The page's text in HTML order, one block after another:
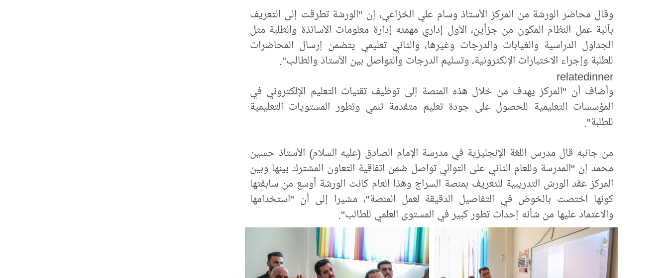
وقال محاضر الورشة من المركز الأستاذ وسام علي الخزاعي، إن "الورشة تطرقت إلى التعريف
بآلية عمل النظام المكون من جزأين، الأول إداري مهمته إدارة معلومات الأساتذة والطلبة مثل
الجداول الدراسية والغيابات والدرجات وغيرها، والثاني تعليمي يتضمن إرسال المحاضرات
للطلبة وإجراء الاختبارات الإلكترونية، وتسليم الدرجات والتواصل بين الأستاذ والطالب".
relatedinner
وأضاف أن "المركز يهدف من خلال هذه المنصة إلى توظيف تقنيات التعليم الإلكتروني في
المؤسسات التعليمية للحصول على جودة تعليم متقدمة تنمي وتطور المستويات التعليمية
للطلبة".
من جانبه قال مدرس اللغة الإنجليزية في مدرسة الإمام الصادق (عليه السلام) الأستاذ حسين
محمد إن "المدرسة وللعام الثاني على التوالي تواصل ضمن اتفاقية التعاون المشترك بينها وبين
المركز عقد الورش التدريبية للتعريف بمنصة السراج وهذا العام كانت الورشة أوسع من سابقتها
كونها اختصت بالخوض في التفاصيل الدقيقة لعمل المنصة"، مشيرا إلى أن "استخدامها
والاعتماد عليها من شأنه إحداث تطور كبير في المستوى العلمي للطالب".